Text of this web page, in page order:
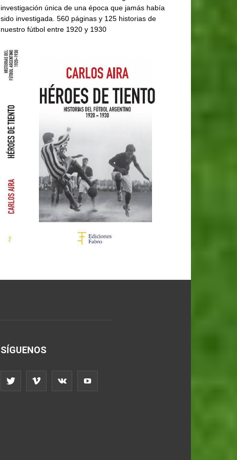
investigación única de una época que jamás había
sido investigada. 560 páginas y 125 historias de
nuestro fútbol entre 1920 y 1930
SÍGUENOS